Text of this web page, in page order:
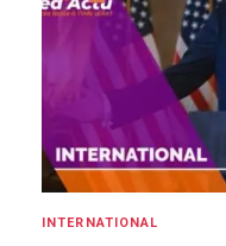
INTERNATIONAL